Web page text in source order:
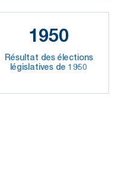
1950
Résultat des élections
législatives de 1950